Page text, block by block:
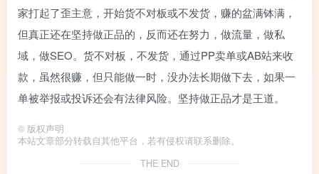
家打起了歪主意，开始货不对板或不发货，赚的盆满钵满，
但真正还在坚持做正品的，反而还在努力，做流量，做私
域，做SEO。货不对板，不发货，通过PP卖单或AB站来收
款，虽然很赚，但只能做一时，没办法长期做下去，如果一
单被举报或投诉还会有法律风险。坚持做正品才是王道。
© 版权声明
本站文章部分转载自其他平台，若有侵权请联系删除。
THE END